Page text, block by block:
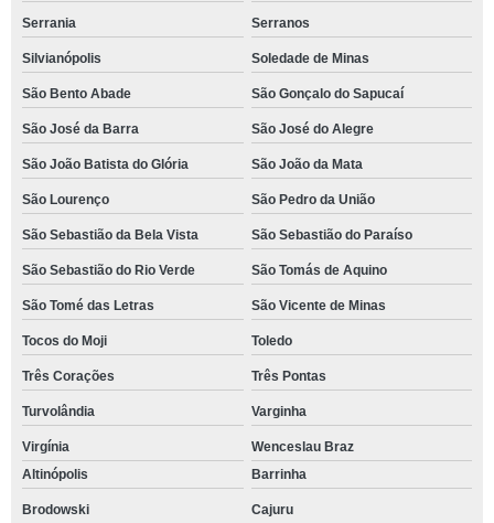
Serrania Serranos
Silvianópolis Soledade de Minas
São Bento Abade São Gonçalo do Sapucaí
São José da Barra São José do Alegre
São João Batista do Glória São João da Mata
São Lourenço São Pedro da União
São Sebastião da Bela Vista São Sebastião do Paraíso
São Sebastião do Rio Verde São Tomás de Aquino
São Tomé das Letras São Vicente de Minas
Tocos do Moji Toledo
Três Corações Três Pontas
Turvolândia Varginha
Virgínia
Wenceslau Braz
Altinópolis
Barrinha
Brodowski Cajuru